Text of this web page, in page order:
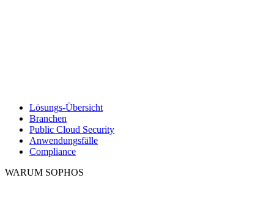
Lösungs-Übersicht
Branchen
Public Cloud Security
Anwendungsfälle
Compliance
WARUM SOPHOS